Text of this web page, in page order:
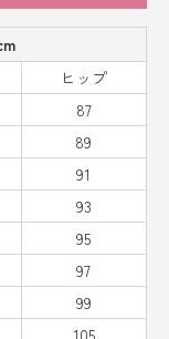
ヒップ
87
89
91
93
95
97
99
105